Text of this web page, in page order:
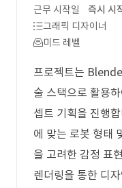
근무 시작일
즉시 시
그래픽 디자이너
미드 레벨
프로젝트는
술 스택으로 활용
셉트 기획을 진행
에 맞는 로봇 형태
을 고려한 감정 표
렌더링을 통한 디